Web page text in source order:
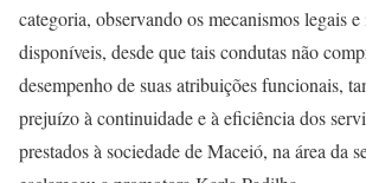
categoria, observando os mecanismos legais
disponíveis, desde que tais condutas não
desempenho de suas atribuições funcionais,
prejuízo à continuidade e à eficiência dos
prestados à sociedade de Maceió, na área da